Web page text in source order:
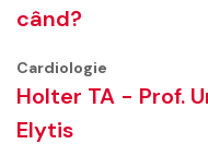
când?
Cardiologie
Holter TA - Prof.
Elytis